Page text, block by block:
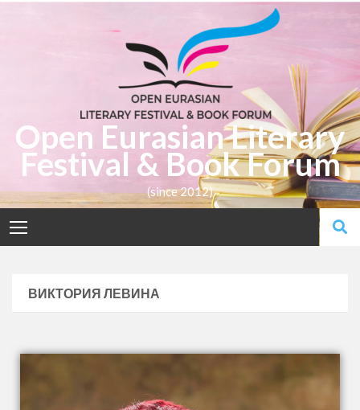
Open Eurasian Literary
Festival & Book Forum
(since 2012)
ВИКТОРИЯ ЛЕВИНА